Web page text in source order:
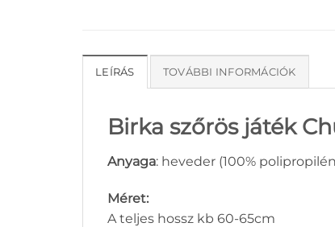
LEÍRÁS TOVÁBBI INFORMÁCIÓK
Birka szőrös játék
Anyaga: heveder (100%
Méret:
A teljes hossz kb 60-65cm